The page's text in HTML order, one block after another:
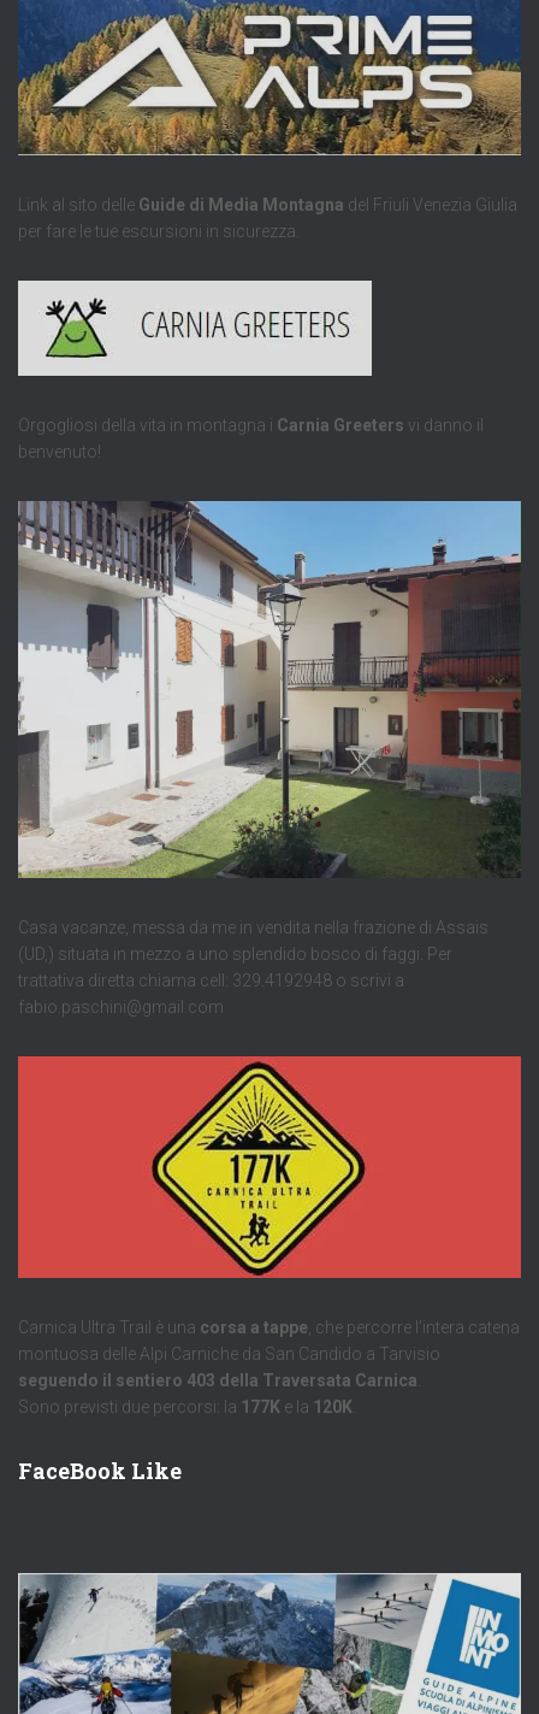
Link al sito delle Guide di Media Montagna del Friuli Venezia Giulia
per fare le tue escursioni in sicurezza.
Orgogliosi della vita in montagna i Carnia Greeters vi danno il
benvenuto!
Casa vacanze, messa da me in vendita nella frazione di Assais
(UD,) situata in mezzo a uno splendido bosco di faggi. Per
trattativa diretta chiama cell: 329.4192948 o scrivi a
fabio.paschini@gmail.com
Carnica Ultra Trail è una corsa a tappe, che percorre l’intera catena
montuosa delle Alpi Carniche da San Candido a Tarvisio
seguendo il sentiero 403 della Traversata Carnica.
Sono previsti due percorsi: la 177K e la 120K.
FaceBook Like